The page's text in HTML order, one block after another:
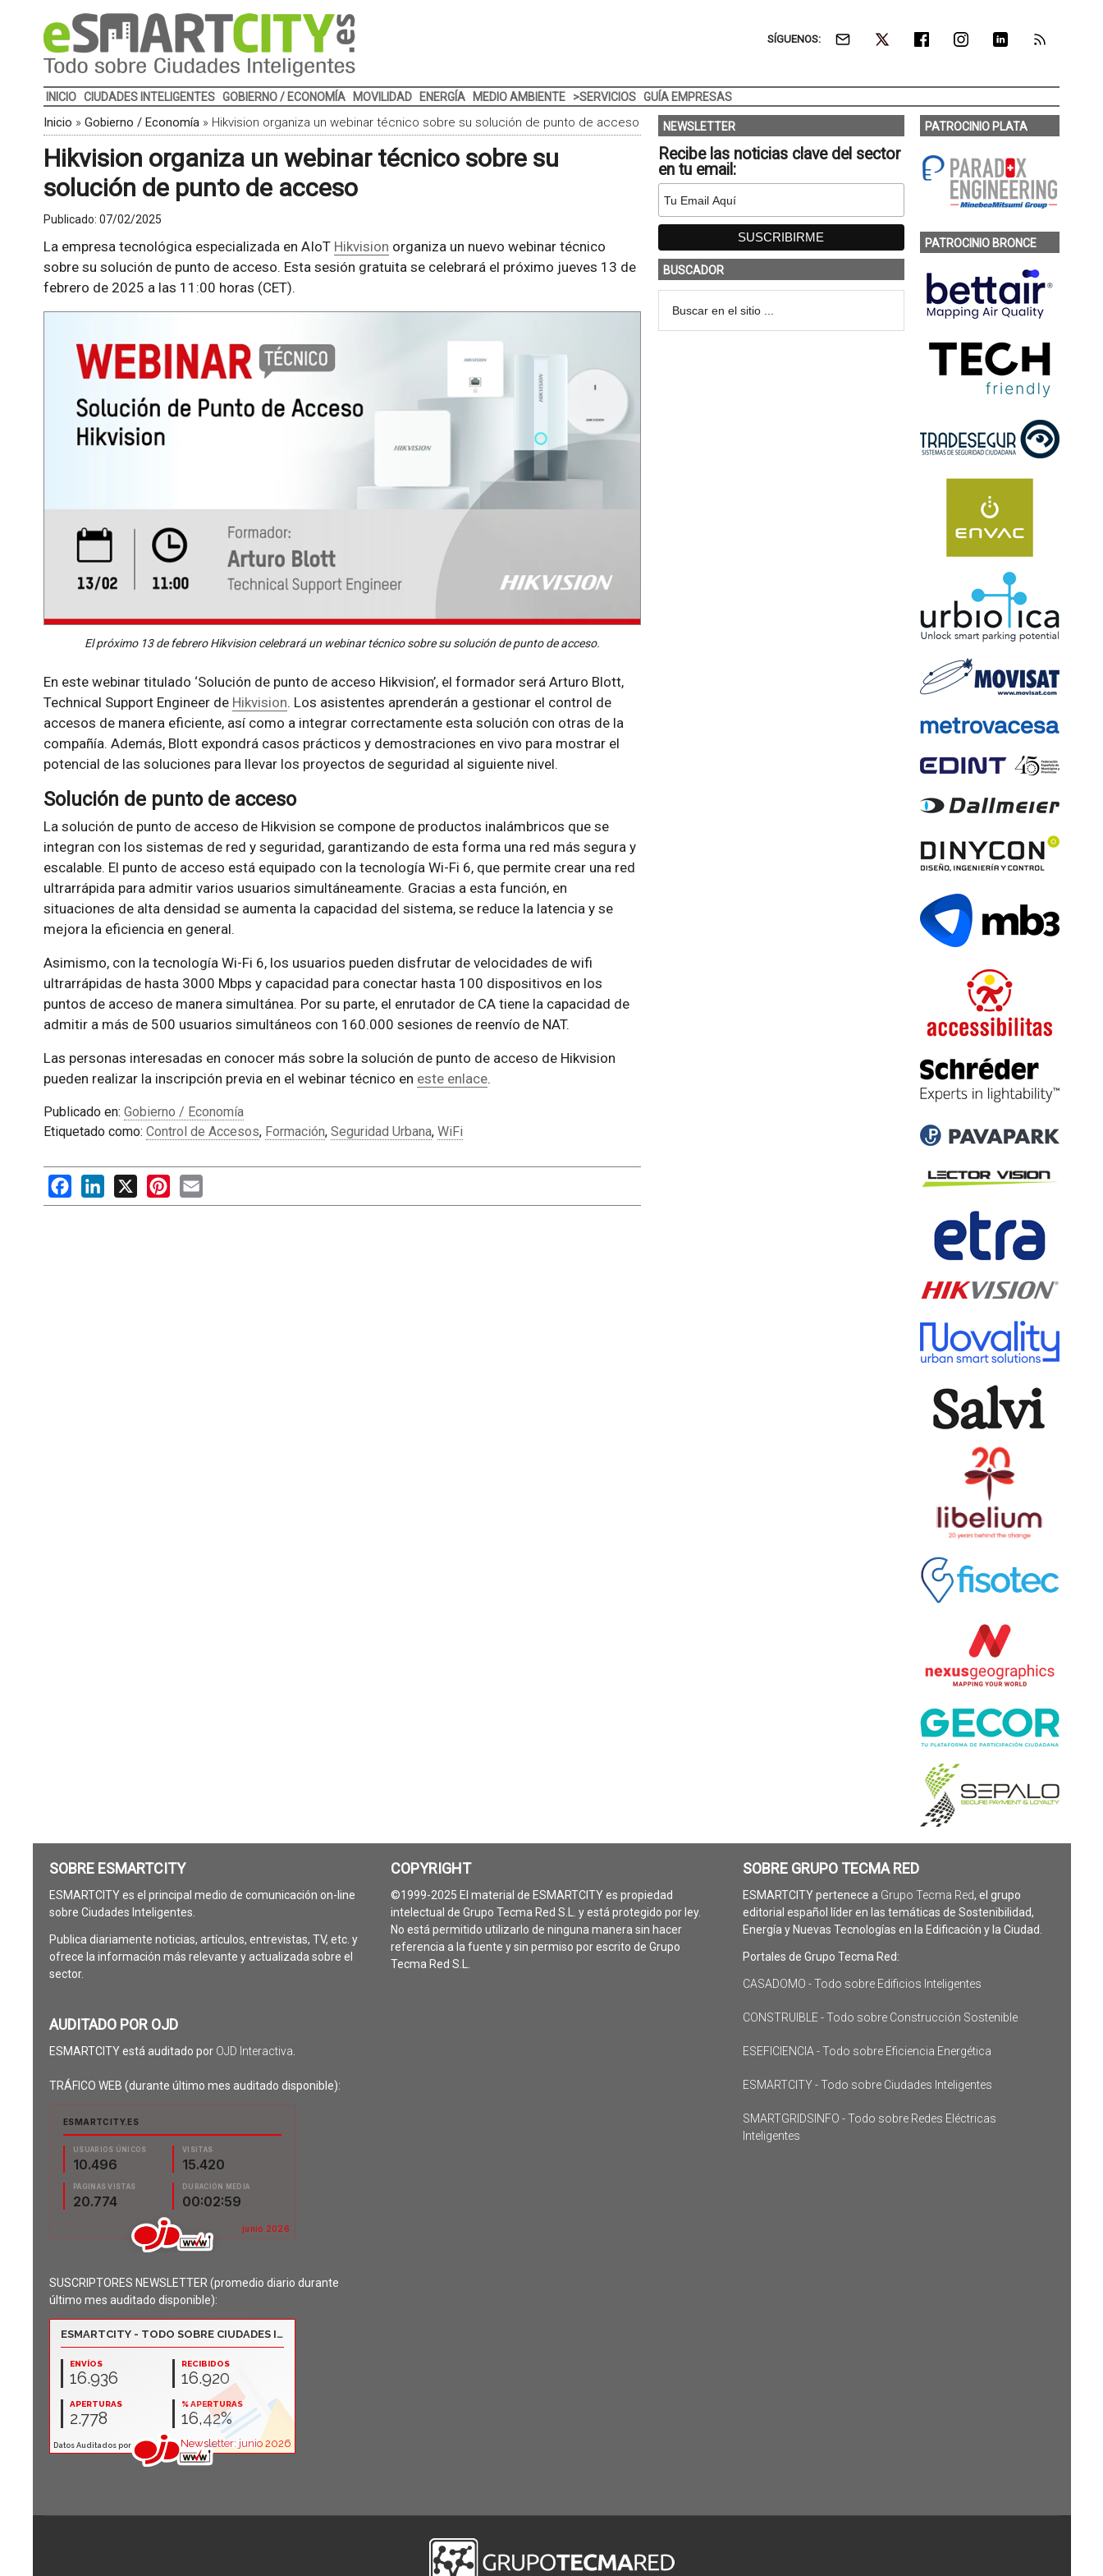
SÍGUENOS:
INICIO CIUDADES INTELIGENTES GOBIERNO / ECONOMÍA MOVILIDAD ENERGÍA MEDIO AMBIENTE >SERVICIOS GUÍA EMPRESAS
Inicio » Gobierno / Economía» Hikvision organiza un webinar técnico sobre su solución de punto de acceso
Hikvision organiza un webinar técnico sobre su
solución de punto de acceso
Publicado: 07/02/2025
La empresa tecnológica especializada en AIoT Hikvision organiza un nuevo webinar técnico
sobre su solución de punto de acceso. Esta sesión gratuita se celebrará el próximo jueves 13 de
febrero de 2025 a las 11:00 horas (CET).
El próximo 13 de febrero Hikvision celebrará un webinar técnico sobre su solución de punto de acceso.
En este webinar titulado ‘Solución de punto de acceso Hikvision’, el formador será Arturo Blott,
Technical Support Engineer de Hikvision. Los asistentes aprenderán a gestionar el control de
accesos de manera eficiente, así como a integrar correctamente esta solución con otras de la
compañía. Además, Blott expondrá casos prácticos y demostraciones en vivo para mostrar el
potencial de las soluciones para llevar los proyectos de seguridad al siguiente nivel.
Solución de punto de acceso
La solución de punto de acceso de Hikvision se compone de productos inalámbricos que se
integran con los sistemas de red y seguridad, garantizando de esta forma una red más segura y
escalable. El punto de acceso está equipado con la tecnología Wi-Fi 6, que permite crear una red
ultrarrápida para admitir varios usuarios simultáneamente. Gracias a esta función, en
situaciones de alta densidad se aumenta la capacidad del sistema, se reduce la latencia y se
mejora la eficiencia en general.
Asimismo, con la tecnología Wi-Fi 6, los usuarios pueden disfrutar de velocidades de wifi
ultrarrápidas de hasta 3000 Mbps y capacidad para conectar hasta 100 dispositivos en los
puntos de acceso de manera simultánea. Por su parte, el enrutador de CA tiene la capacidad de
admitir a más de 500 usuarios simultáneos con 160.000 sesiones de reenvío de NAT.
Las personas interesadas en conocer más sobre la solución de punto de acceso de Hikvision
pueden realizar la inscripción previa en el webinar técnico en este enlace.
Publicado en: Gobierno / Economía
Etiquetado como: Control de Accesos, Formación, Seguridad Urbana, WiFi
FacebookLinkedIn Pinterest
NEWSLETTER
Recibe las noticias clave del sector
en tu email:
BUSCADOR
PATROCINIO PLATA
PATROCINIO BRONCE
SOBRE ESMARTCITY
ESMARTCITY es el principal medio de comunicación on-line
sobre Ciudades Inteligentes.
Publica diariamente noticias, artículos, entrevistas, TV, etc. y
ofrece la información más relevante y actualizada sobre el
sector.
AUDITADO POR OJD
ESMARTCITY está auditado por OJD Interactiva
TRÁFICO WEB (durante último mes auditado disponible):
SUSCRIPTORES NEWSLETTER (promedio diario durante
último mes auditado disponible):
COPYRIGHT
©1999-2025 El material de ESMARTCITY es propiedad
intelectual de Grupo Tecma Red S.L. y está protegido por ley.
No está permitido utilizarlo de ninguna manera sin hacer
referencia a la fuente y sin permiso por escrito de Grupo
Tecma Red S.L.
SOBRE GRUPO TECMA RED
ESMARTCITY pertenece a Grupo Tecma Red, el grupo
editorial español líder en las temáticas de Sostenibilidad,
Energía y Nuevas Tecnologías en la Edificación y la Ciudad.
Portales de Grupo Tecma Red:
CASADOMO - Todo sobre Edificios Inteligentes
CONSTRUIBLE - Todo sobre Construcción Sostenible
ESEFICIENCIA - Todo sobre Eficiencia Energética
ESMARTCITY - Todo sobre Ciudades Inteligentes
SMARTGRIDSINFO - Todo sobre Redes Eléctricas
Inteligentes